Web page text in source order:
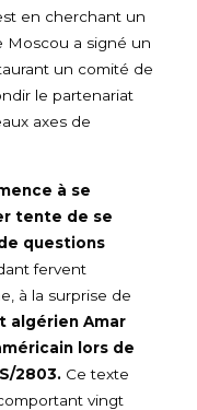
en cherchant un
Moscou a signé un
un comité de
le partenariat
axes de
à se
tente de se
questions
fervent
à la surprise de
algérien Amar
lors de
2803. Ce texte
vingt